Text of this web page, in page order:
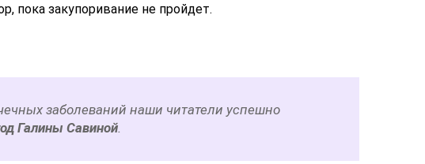
пока закупоривание не пройдет.
заболеваний наши читатели успешно
Галины Савиной.